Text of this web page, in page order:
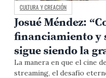
CULTURA Y CREACIÓN
Josué Méndez:
financiamiento y
sigue siendo la
independiente en
La manera en que el cine
streaming, el desafío